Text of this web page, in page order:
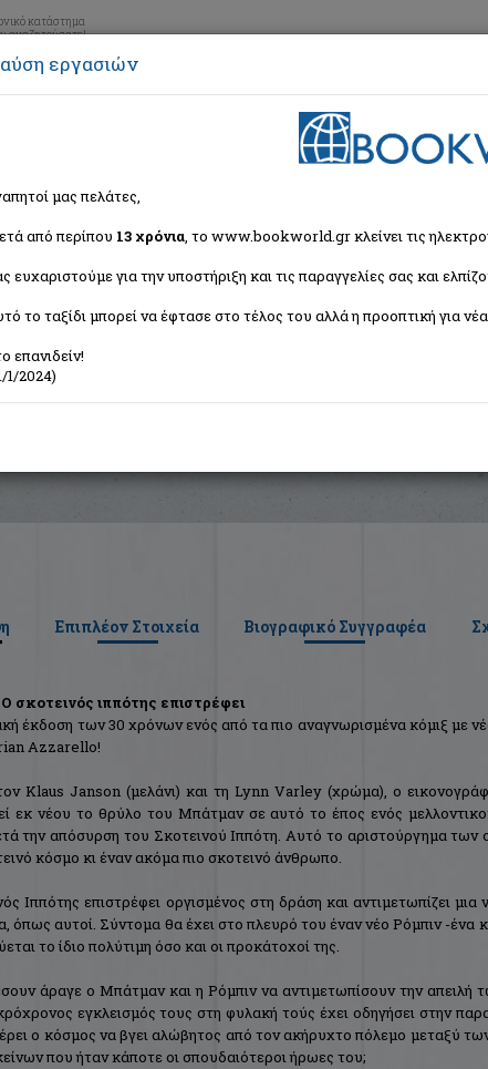
κατάστημα
αναζητούσατε!
>Χιούμορ - Σάτυρα
Ο σκοτεινός ιππότης επιστρέφει
Frank
Επιπλέον Στοιχεία Βιογραφικό Συγγραφέα
σκοτεινός ιππότης επιστρέφει
έκδοση των 30 χρόνων ενός από τα πιο αναγνωρισμένα κόμιξ με
Azzarello!
Klaus Janson (μελάνι) και τη Lynn Varley (χρώμα), ο
εκ νέου το θρύλο του Μπάτμαν σε αυτό το έπος ενός
την απόσυρση του Σκοτεινού Ιππότη. Αυτό το αριστούργημα των
κόσμο κι έναν ακόμα πιο σκοτεινό άνθρωπο.
Ιππότης επιστρέφει οργισμένος στη δράση και αντιμετωπίζει μια
όπως αυτοί. Σύντομα θα έχει στο πλευρό του έναν νέο Ρόμπιν -ένα
το ίδιο πολύτιμη όσο και οι προκάτοχοί της.
άραγε ο Μπάτμαν και η Ρόμπιν να αντιμετωπίσουν την απειλή
εγκλεισμός τους στη φυλακή τούς έχει οδηγήσει στην
ο κόσμος να βγει αλώβητος από τον ακήρυχτο πόλεμο μεταξύ
που ήταν κάποτε οι σπουδαιότεροι ήρωες του;
εργασιών
μας πελάτες,
από περίπου 13 χρόνια, το www.bookworld.gr κλείνει τις
ευχαριστούμε για την υποστήριξη και τις παραγγελίες σας και
το ταξίδι μπορεί να έφτασε στο τέλος του αλλά η προοπτική για
επανιδείν!
1/2024)